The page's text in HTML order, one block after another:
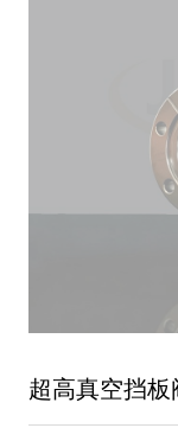
超高真空挡